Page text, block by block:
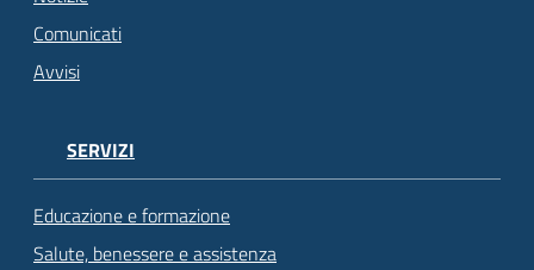
Comunicati
Avvisi
SERVIZI
Educazione e formazione
Salute, benessere e assistenza